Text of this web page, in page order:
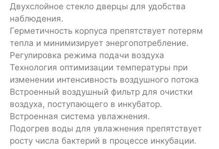
Двухслойное стекло дверцы для удобства
наблюдения.
Герметичность корпуса препятствует потерям
тепла и минимизирует энергопотребление.
Регулировка режима подачи воздуха
Технология оптимизации температуры при
изменении интенсивность воздушного потока
Встроенный воздушный фильтр для очистки
воздуха, поступающего в инкубатор.
Встроенная система увлажнения.
Подогрев воды для увлажнения препятствует
росту числа бактерий в процессе инкубации.